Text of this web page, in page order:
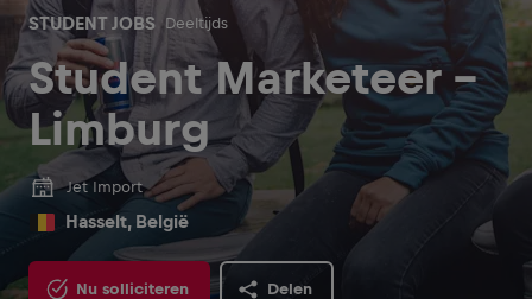
STUDENT JOBS Deeltijds
Student Marketeer -
Limburg
Jet Import
Hasselt, België
Nu solliciteren Delen